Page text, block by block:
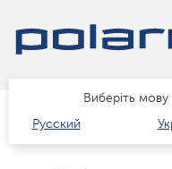
Виберіть мову
Русский
Каталог